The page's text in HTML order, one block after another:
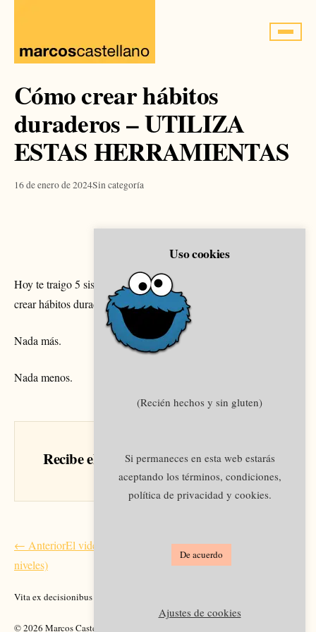
contenido
Cómo crear hábitos
duraderos – UTILIZA
ESTAS HERRAMIENTAS
16 de enero de 2024Sin categoría
Hoy te traigo 5 sistemas/trucos/herramientas para que puedas
crear hábitos duraderos.
Nada más.
Nada menos.
Recibe el siguiente artículo en tu email
Navegación
de
entradas
← AnteriorEl videojuego de la vida (aprende a superar los
niveles)
Vita ex decisionibus pendet.
© 2026 Marcos Castellano.
Uso cookies
(Recién hechos y sin gluten)
Si permaneces en esta web estarás
aceptando los términos, condiciones,
política de privacidad y cookies.
De acuerdo
Ajustes de cookies